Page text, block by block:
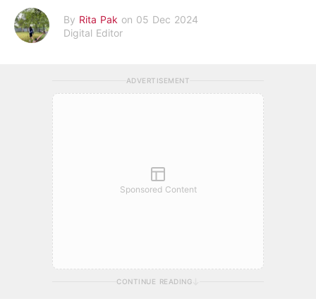
By Rita Pak on 05 Dec 2024
Digital Editor
ADVERTISEMENT
Sponsored Content
CONTINUE READING